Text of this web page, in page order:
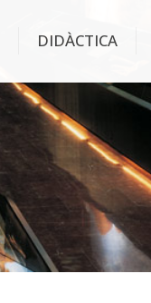
DIDÀCTICA